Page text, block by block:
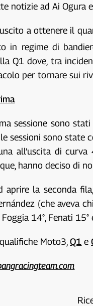
notizie ad Ai Ogura e
a ottenere il
in regime di
Q1 dove, tra
per tornare sui
sessione sono
sessioni sono state
all’uscita di curva
hanno deciso di
aprire la seconda
(che aveva
14°, Fenati
Moto3,Q1 e